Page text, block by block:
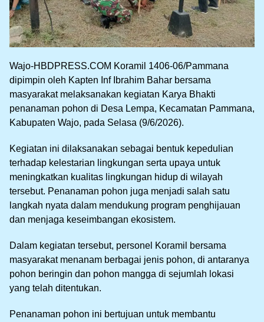
Wajo-HBDPRESS.COM Koramil 1406-06/Pammana
dipimpin oleh Kapten Inf Ibrahim Bahar bersama
masyarakat melaksanakan kegiatan Karya Bhakti
penanaman pohon di Desa Lempa, Kecamatan Pammana,
Kabupaten Wajo, pada Selasa (9/6/2026).
Kegiatan ini dilaksanakan sebagai bentuk kepedulian
terhadap kelestarian lingkungan serta upaya untuk
meningkatkan kualitas lingkungan hidup di wilayah
tersebut. Penanaman pohon juga menjadi salah satu
langkah nyata dalam mendukung program penghijauan
dan menjaga keseimbangan ekosistem.
Dalam kegiatan tersebut, personel Koramil bersama
masyarakat menanam berbagai jenis pohon, di antaranya
pohon beringin dan pohon mangga di sejumlah lokasi
yang telah ditentukan.
Penanaman pohon ini bertujuan untuk membantu